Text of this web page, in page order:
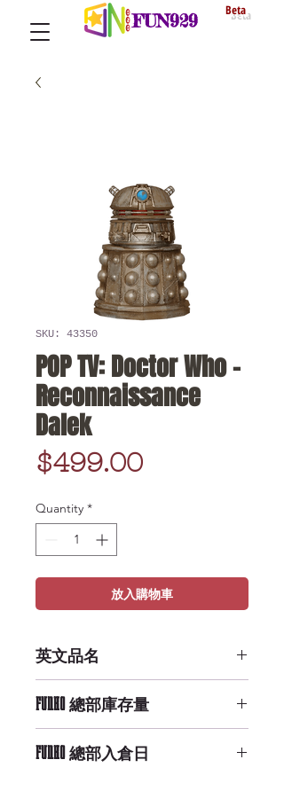
FUN929 Beta
SKU: 43350
POP TV: Doctor Who -
Reconnaissance
Dalek
$499.00Price
Quantity *
放入購物車
英文品名
Reconnaissance Dalek
FUNKO 總部庫存量
FUNKO 總部入倉日